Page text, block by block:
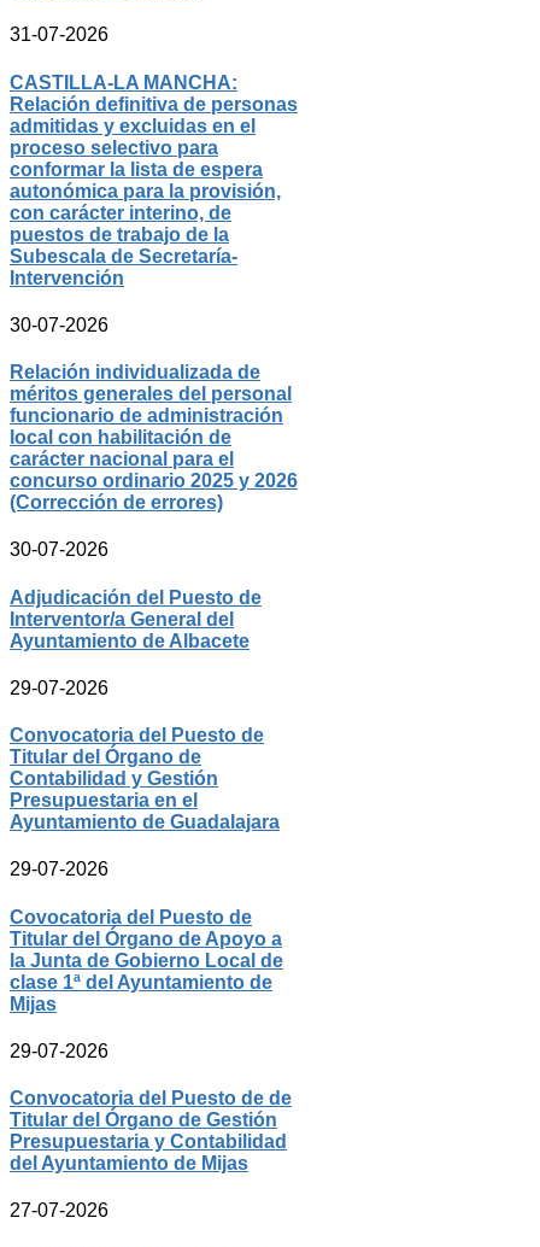
31-07-2026
CASTILLA-LA MANCHA:
Relación definitiva de personas
admitidas y excluidas en el
proceso selectivo para
conformar la lista de espera
autonómica para la provisión,
con carácter interino, de
puestos de trabajo de la
Subescala de Secretaría-
Intervención
30-07-2026
Relación individualizada de
méritos generales del personal
funcionario de administración
local con habilitación de
carácter nacional para el
concurso ordinario 2025 y 2026
(Corrección de errores)
30-07-2026
Adjudicación del Puesto de
Interventor/a General del
Ayuntamiento de Albacete
29-07-2026
Convocatoria del Puesto de
Titular del Órgano de
Contabilidad y Gestión
Presupuestaria en el
Ayuntamiento de Guadalajara
29-07-2026
Covocatoria del Puesto de
Titular del Órgano de Apoyo a
la Junta de Gobierno Local de
clase 1ª del Ayuntamiento de
Mijas
29-07-2026
Convocatoria del Puesto de de
Titular del Órgano de Gestión
Presupuestaria y Contabilidad
del Ayuntamiento de Mijas
27-07-2026